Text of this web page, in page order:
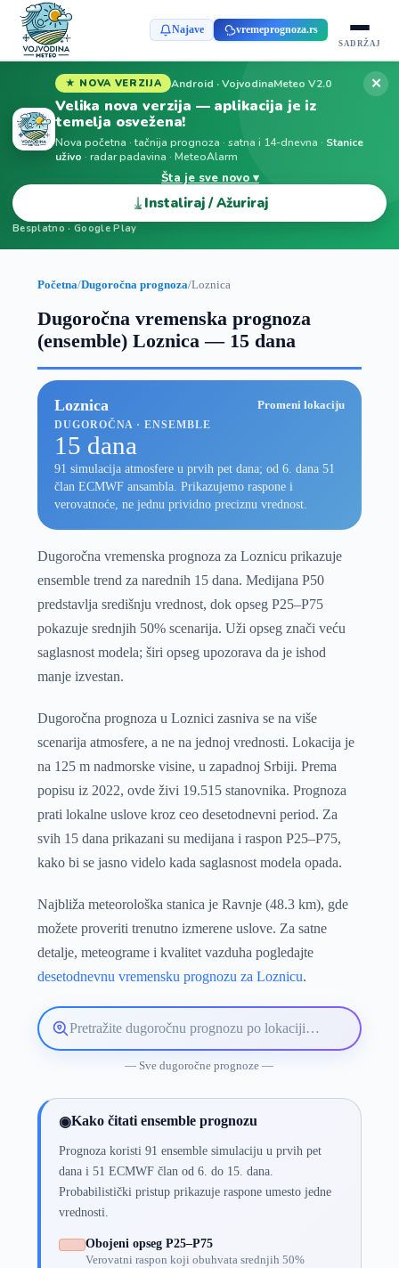
Najave vremeprognoza.rs
SADRŽAJ
★ NOVA VERZIJA Android · VojvodinaMeteo V2.0
Velika nova verzija — aplikacija je iz
temelja osvežena!
Nova početna · tačnija prognoza · satna i 14-dnevna · Stanice
uživo · radar padavina · MeteoAlarm
Šta je sve novo ▾
⤓ Instaliraj / Ažuriraj
Besplatno · Google Play
✕
Početna/Dugoročna prognoza/Loznica
Dugoročna vremenska prognoza
(ensemble) Loznica — 15 dana
Loznica Promeni lokaciju
DUGOROČNA · ENSEMBLE
15 dana
91 simulacija atmosfere u prvih pet dana; od 6. dana 51
član ECMWF ansambla. Prikazujemo raspone i
verovatnoće, ne jednu prividno preciznu vrednost.
Dugoročna vremenska prognoza za Loznicu prikazuje
ensemble trend za narednih 15 dana. Medijana P50
predstavlja središnju vrednost, dok opseg P25–P75
pokazuje srednjih 50% scenarija. Uži opseg znači veću
saglasnost modela; širi opseg upozorava da je ishod
manje izvestan.
Dugoročna prognoza u Loznici zasniva se na više
scenarija atmosfere, a ne na jednoj vrednosti. Lokacija je
na 125 m nadmorske visine, u zapadnoj Srbiji. Prema
popisu iz 2022, ovde živi 19.515 stanovnika. Prognoza
prati lokalne uslove kroz ceo desetodnevni period. Za
svih 15 dana prikazani su medijana i raspon P25–P75,
kako bi se jasno videlo kada saglasnost modela opada.
Najbliža meteorološka stanica je Ravnje (48.3 km), gde
možete proveriti trenutno izmerene uslove. Za satne
detalje, meteograme i kvalitet vazduha pogledajte
desetodnevnu vremensku prognozu za Loznicu.
Pretražite
lokaciju
— Sve dugoročne prognoze —
◉Kako čitati ensemble prognozu
Prognoza koristi 91 ensemble simulaciju u prvih pet
dana i 51 ECMWF član od 6. do 15. dana.
Probabilistički pristup prikazuje raspone umesto jedne
vrednosti.
Obojeni opseg P25–P75
Verovatni raspon koji obuhvata srednjih 50%